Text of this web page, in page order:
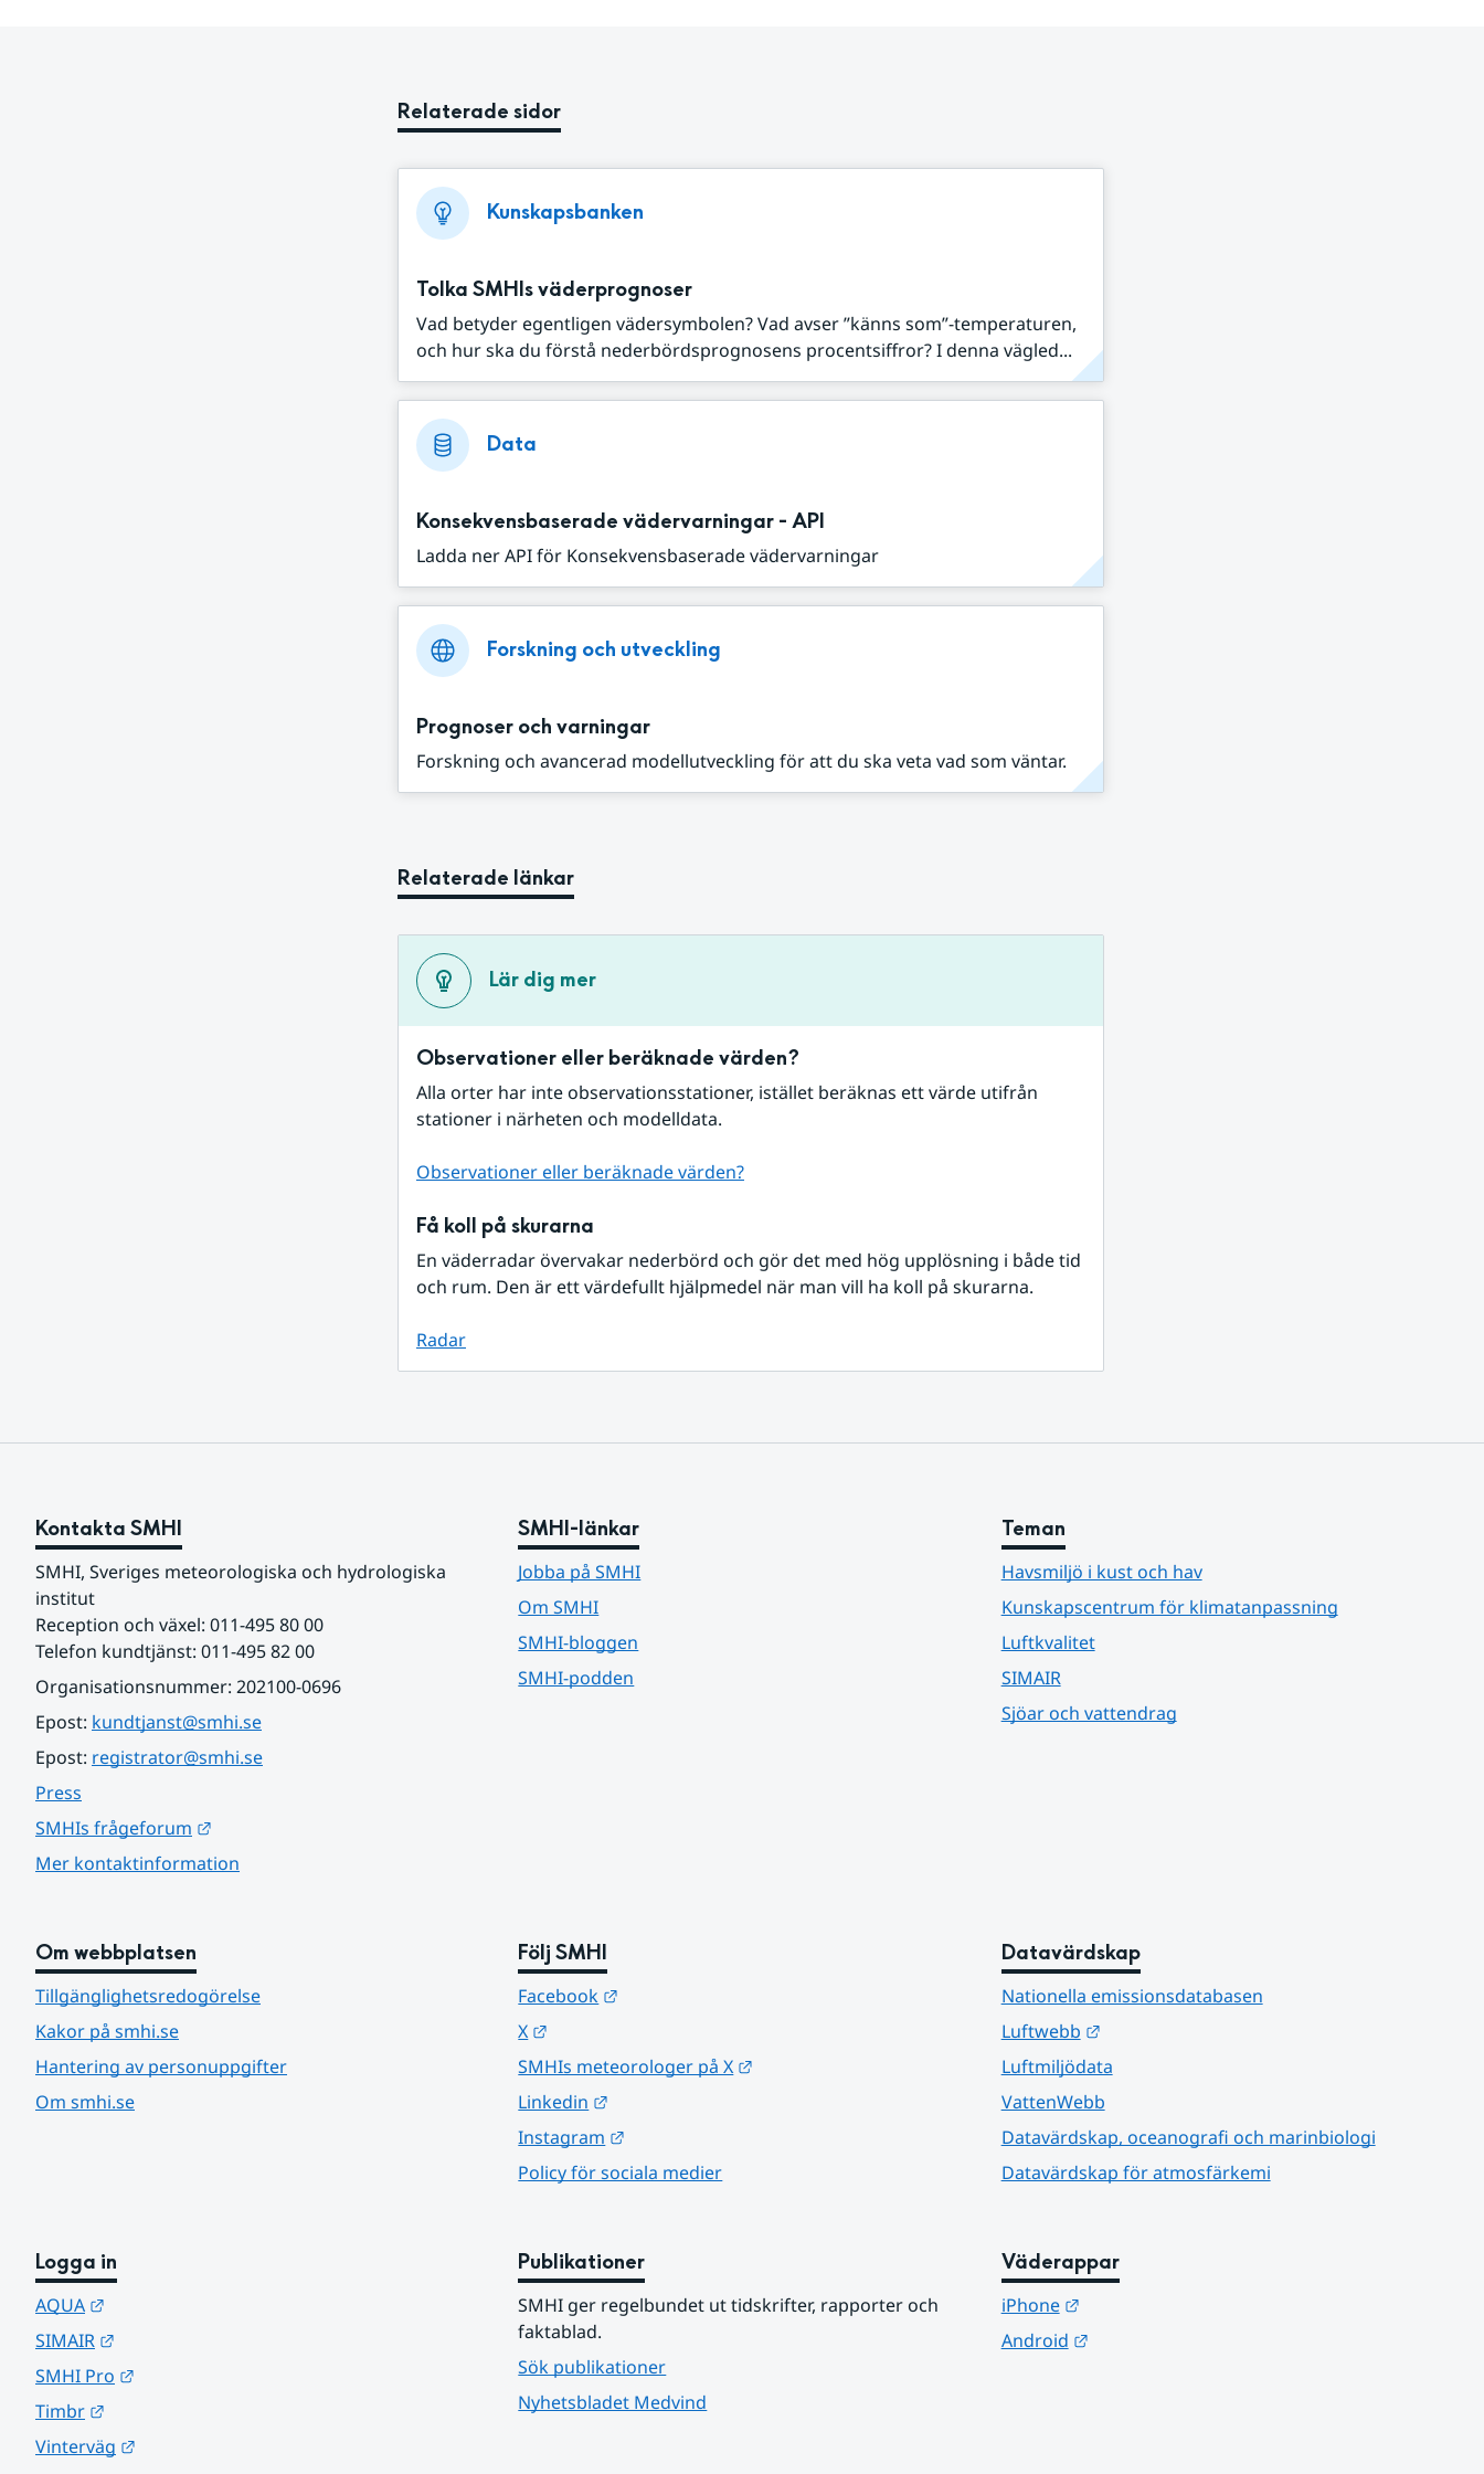
Relaterade sidor
Kunskapsbanken
Tolka SMHIs väderprognoser
Vad betyder egentligen vädersymbolen? Vad avser ”känns som”-temperaturen,
och hur ska du förstå nederbördsprognosens procentsiffror? I denna vägled...
Data
Konsekvensbaserade vädervarningar - API
Ladda ner API för Konsekvensbaserade vädervarningar
Forskning och utveckling
Prognoser och varningar
Forskning och avancerad modellutveckling för att du ska veta vad som väntar.
Relaterade länkar
Lär dig mer
Observationer eller beräknade värden?
Alla orter har inte observationsstationer, istället beräknas ett värde utifrån
stationer i närheten och modelldata.
Observationer eller beräknade värden?
Få koll på skurarna
En väderradar övervakar nederbörd och gör det med hög upplösning i både tid
och rum. Den är ett värdefullt hjälpmedel när man vill ha koll på skurarna.
Radar
Kontakta SMHI
SMHI, Sveriges meteorologiska och hydrologiska
institut
Reception och växel: 011-495 80 00
Telefon kundtjänst: 011-495 82 00
Organisationsnummer: 202100-0696
Epost: kundtjanst@smhi.se
Epost: registrator@smhi.se
Press
SMHIs frågeforum
Mer kontaktinformation
SMHI-länkar
Jobba på SMHI
Om SMHI
SMHI-bloggen
SMHI-podden
Teman
Havsmiljö i kust och hav
Kunskapscentrum för klimatanpassning
Luftkvalitet
SIMAIR
Sjöar och vattendrag
Om webbplatsen
Tillgänglighetsredogörelse
Kakor på smhi.se
Hantering av personuppgifter
Om smhi.se
Följ SMHI
Facebook
X
SMHIs meteorologer på X
Linkedin
Instagram
Policy för sociala medier
Datavärdskap
Nationella emissionsdatabasen
Luftwebb
Länk till annan webbplats.
Luftmiljödata
VattenWebb
Datavärdskap, oceanografi och marinbiologi
Datavärdskap för atmosfärkemi
Logga in
AQUA
SIMAIR
SMHI Pro
Timbr
Vinterväg
Publikationer
SMHI ger regelbundet ut tidskrifter, rapporter och
faktablad.
Sök publikationer
Nyhetsbladet Medvind
Väderappar
iPhone
Länk till annan webbplats.
Android
Länk till annan webbplats.